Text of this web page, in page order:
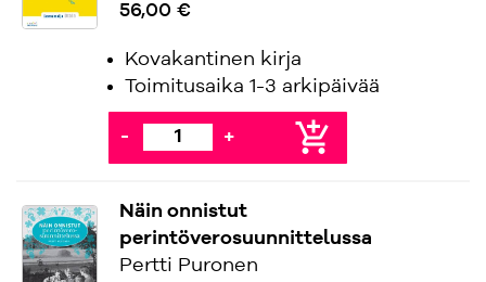
56,00 €
Kovakantinen kirja
Toimitusaika 1-3 arkipäivää
- + add_shopping_cart
Näin onnistut
perintöverosuunnittelussa
Pertti Puronen